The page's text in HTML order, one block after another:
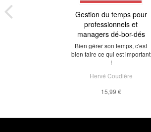
Gestion du temps pour
professionnels et
managers dé-bor-dés
Bien gérer son temps, c'est
bien faire ce qui est important
!
Hervé Coudière
15,99 €